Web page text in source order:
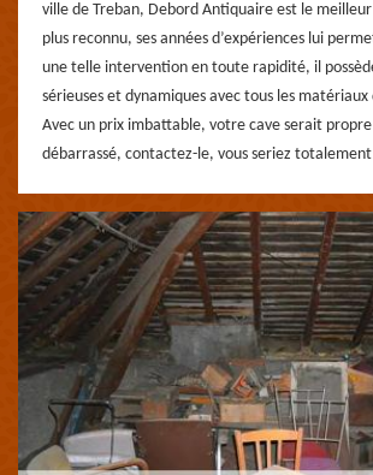
ville de Treban, Debord Antiquaire est le
plus reconnu, ses années d’expériences lui
une telle intervention en toute rapidité, il
sérieuses et dynamiques avec tous les matériaux
Avec un prix imbattable, votre cave serait
débarrassé, contactez-le, vous seriez